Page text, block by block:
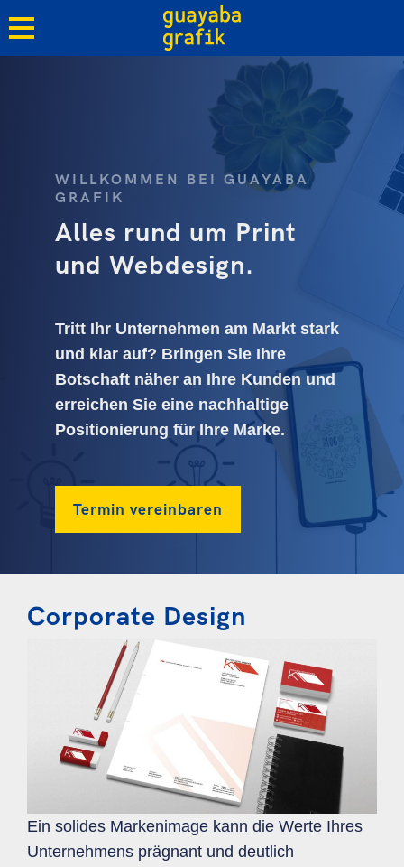
WILLKOMMEN BEI GUAYABA
GRAFIK
Alles rund um Print
und Webdesign.
Tritt Ihr Unternehmen am Markt stark
und klar auf? Bringen Sie Ihre
Botschaft näher an Ihre Kunden und
erreichen Sie eine nachhaltige
Positionierung für Ihre Marke.
Termin vereinbaren
Corporate Design
Ein solides Markenimage kann die Werte Ihres
Unternehmens prägnant und deutlich